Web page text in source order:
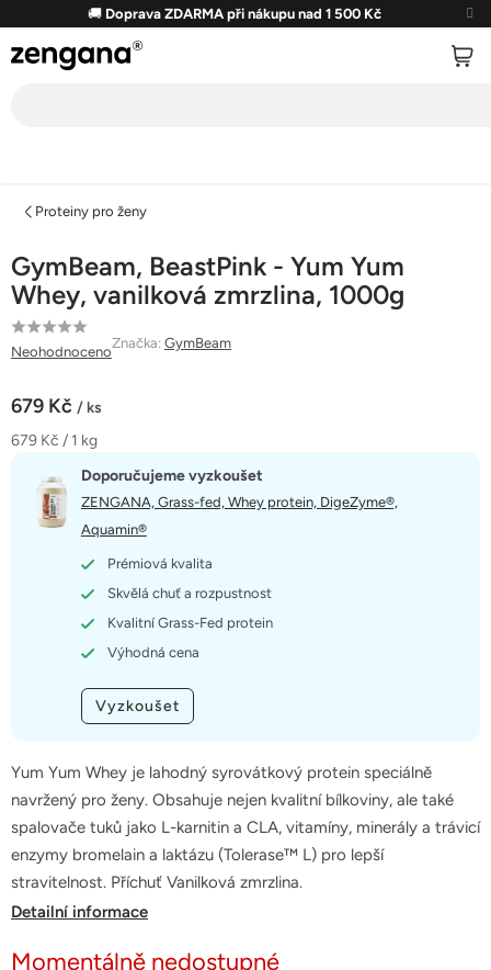
obsah
🚚 Doprava ZDARMA při nákupu nad 1 500 Kč
Proteiny pro ženy
GymBeam, BeastPink - Yum Yum
Whey, vanilková zmrzlina, 1000g
Průměrné
hodnocení
je
0,0
hvězdiček.
Neohodnoceno
Značka: GymBeam
679 Kč / ks
Měrná
679 Kč / 1 kg
Momentálně nedostupné
Yum Yum Whey je lahodný syrovátkový protein speciálně
navržený pro ženy. Obsahuje nejen kvalitní bílkoviny, ale také
spalovače tuků jako L-karnitin a CLA, vitamíny, minerály a trávicí
enzymy bromelain a laktázu (Tolerase™ L) pro lepší
stravitelnost. Příchuť Vanilková zmrzlina.
Doporučujeme vyzkoušet
ZENGANA, Grass-fed, Whey protein, DigeZyme®,
Aquamin®
Prémiová kvalita
Skvělá chuť a rozpustnost
Kvalitní Grass-Fed protein
Výhodná cena
Vyzkoušet
Detailní informace